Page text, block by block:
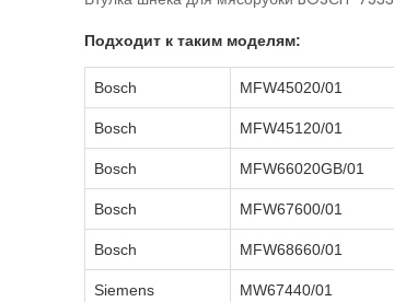
Подходит к таким моделям:
Bosch MFW45020/01
Bosch MFW45120/01
Bosch MFW66020GB/01
Bosch MFW67600/01
Bosch MFW68660/01
Siemens MW67440/01